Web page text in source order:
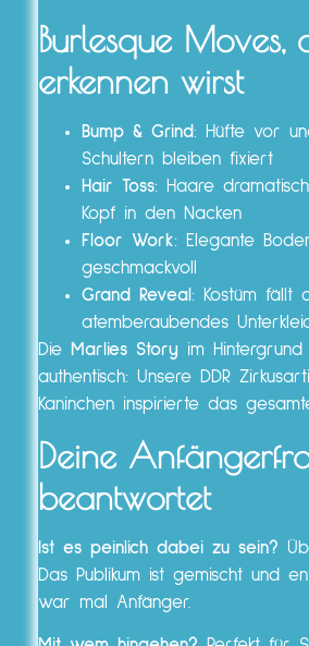
Burlesque Moves,
erkennen wirst
Bump & Grind: Hüfte vor
Schultern bleiben fixiert
Hair Toss: Haare
Kopf in den Nacken
Floor Work: Elegante
geschmackvoll
Grand Reveal : Kostüm fällt
atemberaubendes
Die Marlies Story im
authentisch: Unsere DDR
Kaninchen inspirierte das
Deine
beantwortet
Ist es peinlich dabei zu sein?
Das Publikum ist gemischt und
war mal Anfänger.